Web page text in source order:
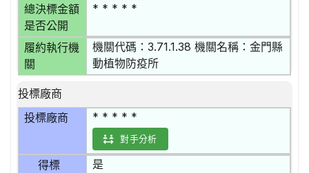
總決標金額
是否公開
* * * * *
履約執行機
關
機關代碼：3.71.1.38 機關名稱：金門縣
動植物防疫所
投標廠商
投標廠商
* * * * *
對手分析
得標 是